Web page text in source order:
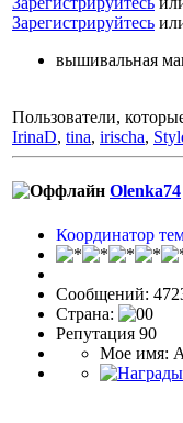
Зарегистрируйтесь
вышивальная
Пользователи,
IrinaD, tina, irischa,
Olenka74
Координатор
Сообщений:
Страна:
Репутация 90
Мое имя: